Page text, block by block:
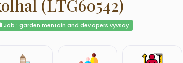
(LTG60542)
Job : garden mentain and devlopers vyvsay